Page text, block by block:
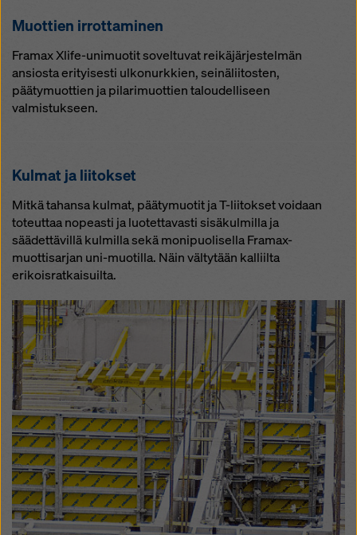
Muot­tien ir­rot­ta­mi­nen
Framax Xlife-unimuotit soveltuvat reikäjärjestelmän
ansiosta erityisesti ulkonurkkien, seinäliitosten,
päätymuottien ja pilarimuottien taloudelliseen
valmistukseen.
Kul­mat ja lii­tok­set
Mitkä tahansa kulmat, päätymuotit ja T-liitokset voidaan
toteuttaa nopeasti ja luotettavasti sisäkulmilla ja
säädettävillä kulmilla sekä monipuolisella Framax-
muottisarjan uni-muotilla. Näin vältytään kalliilta
erikoisratkaisuilta.